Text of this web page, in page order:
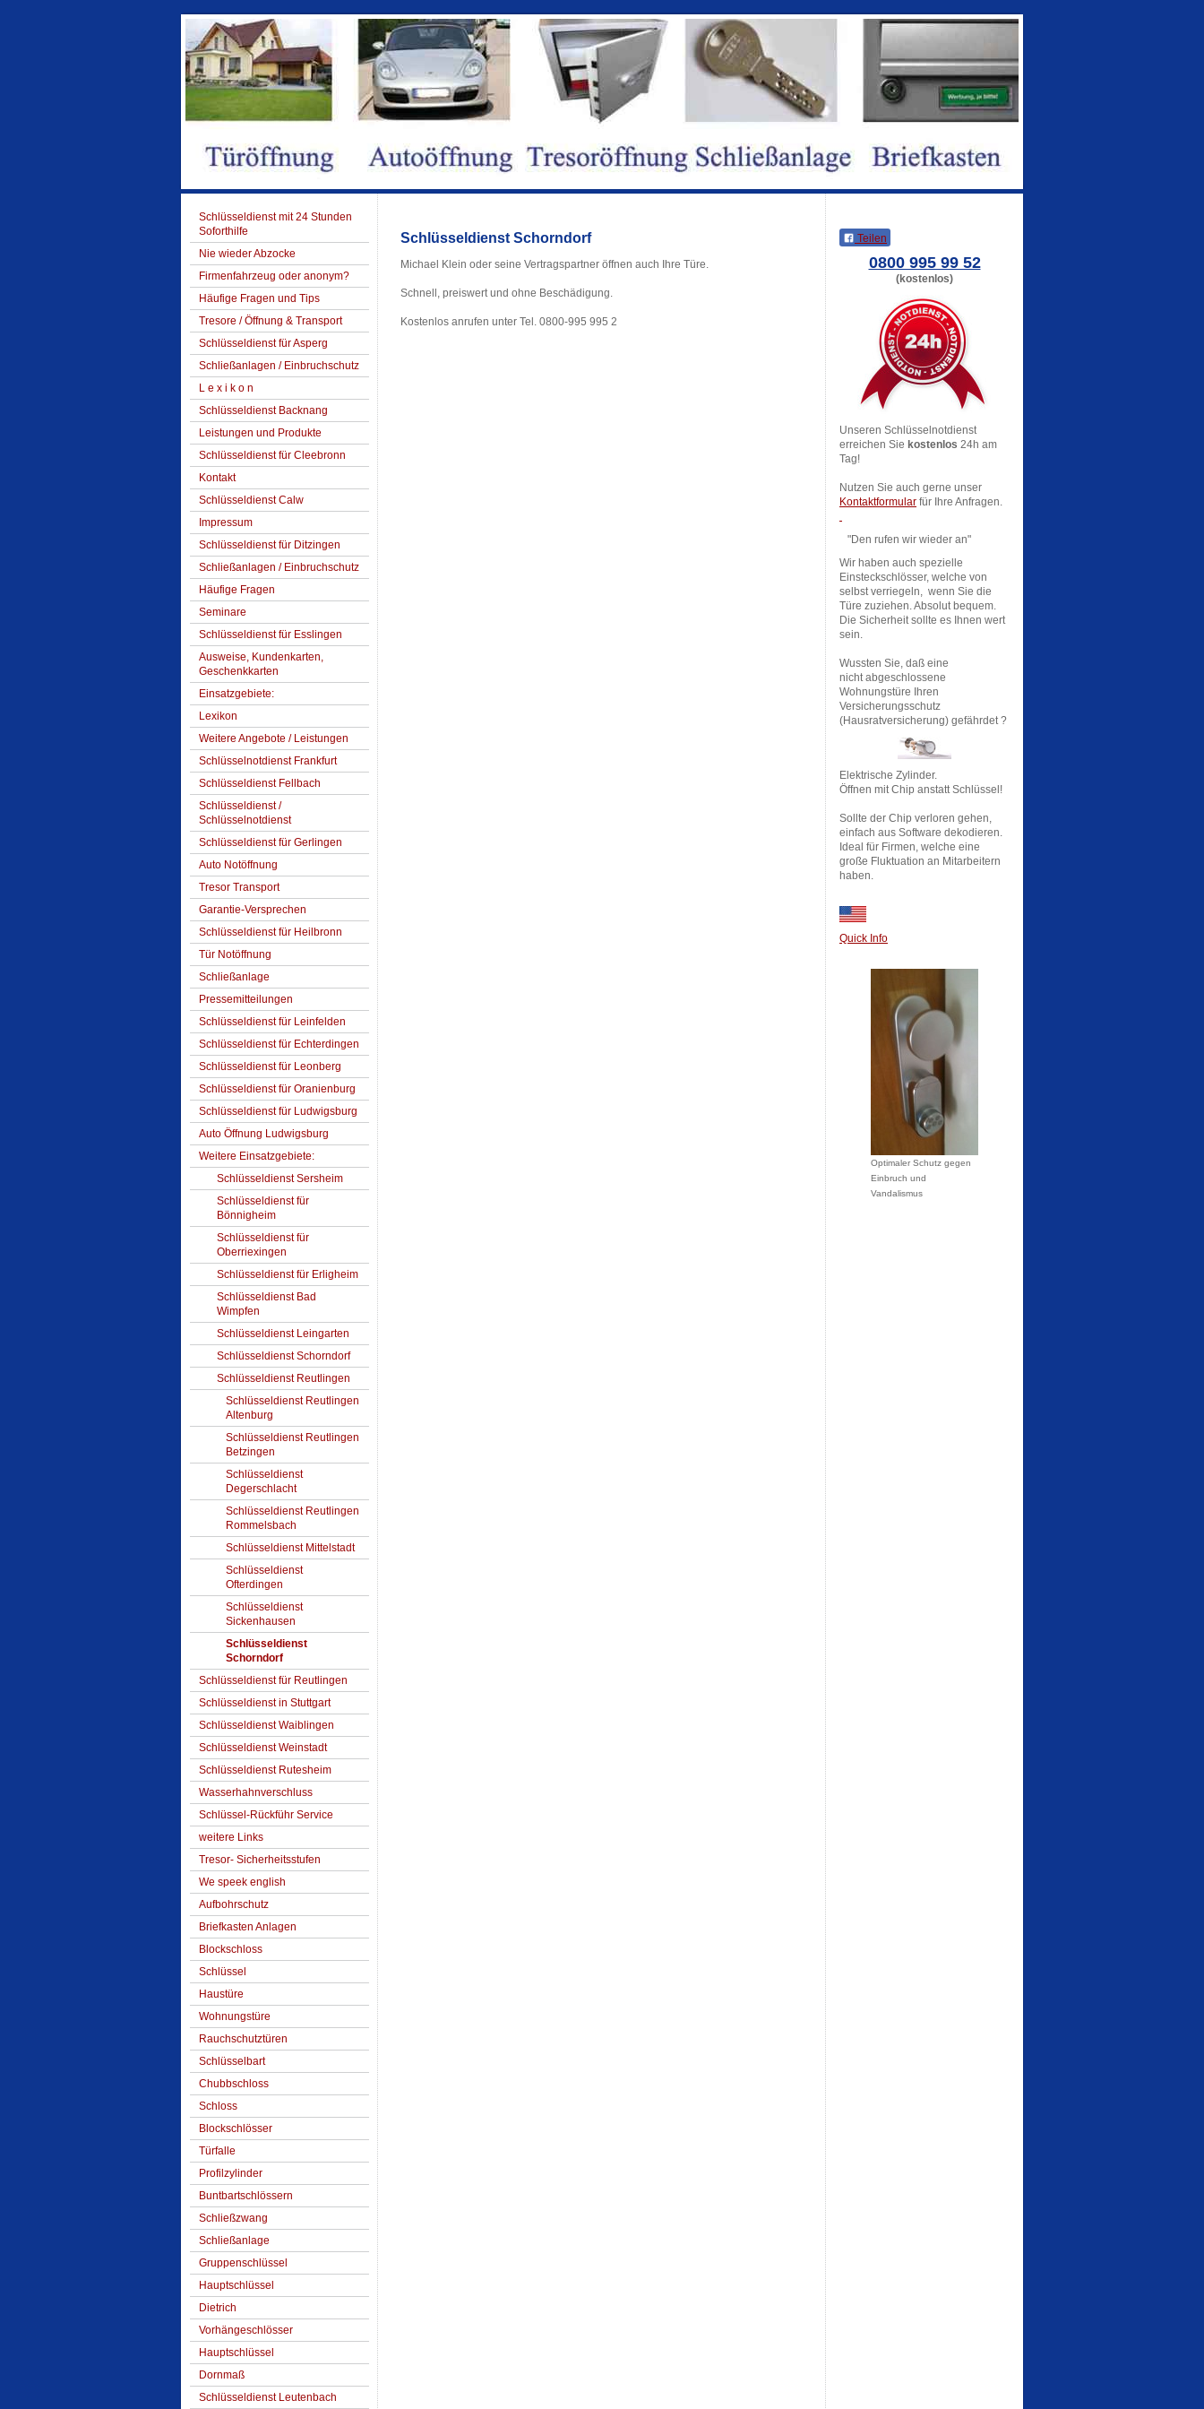
Schlüsseldienst mit 24 Stunden
Soforthilfe
Nie wieder Abzocke
Firmenfahrzeug oder anonym?
Häufige Fragen und Tips
Tresore / Öffnung & Transport
Schlüsseldienst für Asperg
Schließanlagen / Einbruchschutz
L e x i k o n
Schlüsseldienst Backnang
Leistungen und Produkte
Schlüsseldienst für Cleebronn
Kontakt
Schlüsseldienst Calw
Impressum
Schlüsseldienst für Ditzingen
Schließanlagen / Einbruchschutz
Häufige Fragen
Seminare
Schlüsseldienst für Esslingen
Ausweise, Kundenkarten,
Geschenkkarten
Einsatzgebiete:
Lexikon
Weitere Angebote / Leistungen
Schlüsselnotdienst Frankfurt
Schlüsseldienst Fellbach
Schlüsseldienst /
Schlüsselnotdienst
Schlüsseldienst für Gerlingen
Auto Notöffnung
Tresor Transport
Garantie-Versprechen
Schlüsseldienst für Heilbronn
Tür Notöffnung
Schließanlage
Pressemitteilungen
Schlüsseldienst für Leinfelden
Schlüsseldienst für Echterdingen
Schlüsseldienst für Leonberg
Schlüsseldienst für Oranienburg
Schlüsseldienst für Ludwigsburg
Auto Öffnung Ludwigsburg
Weitere Einsatzgebiete:
Schlüsseldienst Sersheim
Schlüsseldienst für
Bönnigheim
Schlüsseldienst für
Oberriexingen
Schlüsseldienst für Erligheim
Schlüsseldienst Bad
Wimpfen
Schlüsseldienst Leingarten
Schlüsseldienst Schorndorf
Schlüsseldienst Reutlingen
Schlüsseldienst Reutlingen
Altenburg
Schlüsseldienst Reutlingen
Betzingen
Schlüsseldienst
Degerschlacht
Schlüsseldienst Reutlingen
Rommelsbach
Schlüsseldienst Mittelstadt
Schlüsseldienst
Ofterdingen
Schlüsseldienst
Sickenhausen
Schlüsseldienst
Schorndorf
Schlüsseldienst für Reutlingen
Schlüsseldienst in Stuttgart
Schlüsseldienst Waiblingen
Schlüsseldienst Weinstadt
Schlüsseldienst Rutesheim
Wasserhahnverschluss
Schlüssel-Rückführ Service
weitere Links
Tresor- Sicherheitsstufen
We speek english
Aufbohrschutz
Briefkasten Anlagen
Blockschloss
Schlüssel
Haustüre
Wohnungstüre
Rauchschutztüren
Schlüsselbart
Chubbschloss
Schloss
Blockschlösser
Türfalle
Profilzylinder
Buntbartschlössern
Schließzwang
Schließanlage
Gruppenschlüssel
Hauptschlüssel
Dietrich
Vorhängeschlösser
Hauptschlüssel
Dornmaß
Schlüsseldienst Leutenbach
Schlüsseldienst Schorndorf
Michael Klein oder seine Vertragspartner öffnen auch Ihre Türe.
Schnell, preiswert und ohne Beschädigung.
Kostenlos anrufen unter Tel. 0800-995 995 2
Teilen
0800 995 99 52
(kostenlos)
Unseren Schlüsselnotdienst
erreichen Sie kostenlos 24h am
Tag!
Nutzen Sie auch gerne unser
Kontaktformular für Ihre Anfragen.
"Den rufen wir wieder an"
Wir haben auch spezielle
Einsteckschlösser, welche von
selbst verriegeln, wenn Sie die
Türe zuziehen. Absolut bequem.
Die Sicherheit sollte es Ihnen wert
sein.
Wussten Sie, daß eine
nicht abgeschlossene
Wohnungstüre Ihren
Versicherungsschutz
(Hausratversicherung) gefährdet ?
Elektrische Zylinder.
Öffnen mit Chip anstatt Schlüssel!
Sollte der Chip verloren gehen,
einfach aus Software dekodieren.
Ideal für Firmen, welche eine
große Fluktuation an Mitarbeitern
haben.
Quick Info
Optimaler Schutz gegen
Einbruch und
Vandalismus